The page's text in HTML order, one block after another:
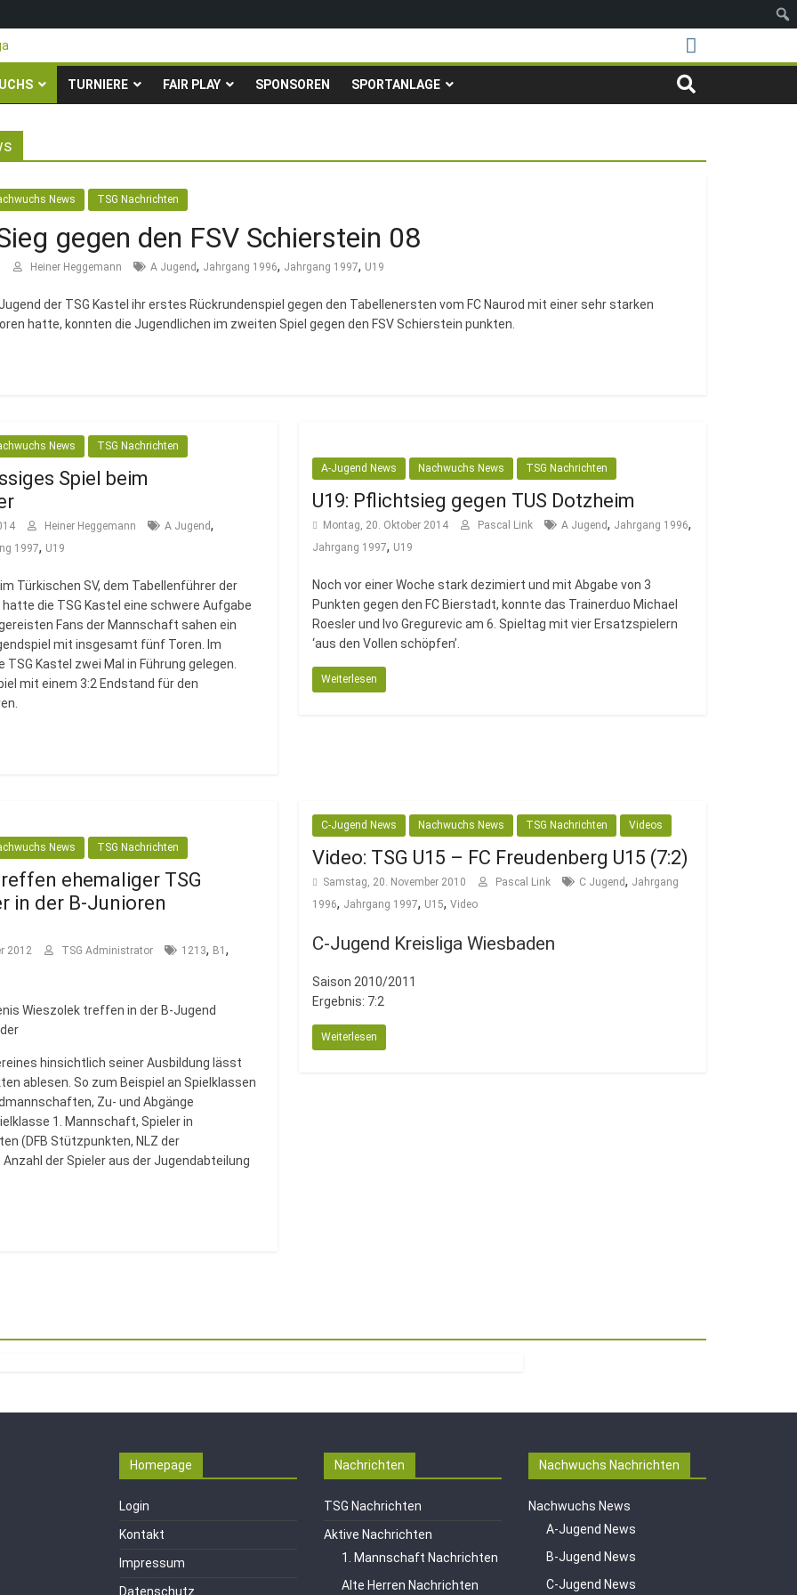
in die Gruppenliga auf*
der TSG Kastel
Fußballturnier für Hobbymannschaften
TURNIERE FAIR PLAY SPONSOREN SPORTANLAGE
News TSG Nachrichten
gegen den FSV Schierstein 08
Heiner Heggemann A Jugend, Jahrgang 1996, Jahrgang 1997, U19
der TSG Kastel ihr erstes Rückrundenspiel gegen den Tabellenersten vom FC Naurod mit einer sehr starken
hatte, konnten die Jugendlichen im zweiten Spiel gegen den FSV Schierstein punkten.
News TSG Nachrichten
Spiel beim
Heiner Heggemann A Jugend,
1997, U19
Türkischen SV, dem Tabellenführer der
hatte die TSG Kastel eine schwere Aufgabe
Fans der Mannschaft sahen ein
mit insgesamt fünf Toren. Im
Kastel zwei Mal in Führung gelegen.
mit einem 3:2 Endstand für den
A-Jugend News Nachwuchs News TSG Nachrichten
U19: Pflichtsieg gegen TUS Dotzheim
Montag, 20. Oktober 2014 Pascal Link A Jugend, Jahrgang 1996,
Jahrgang 1997, U19
Noch vor einer Woche stark dezimiert und mit Abgabe von 3
Punkten gegen den FC Bierstadt, konnte das Trainerduo Michael
Roesler und Ivo Gregurevic am 6. Spieltag mit vier Ersatzspielern
‘aus den Vollen schöpfen’.
Weiterlesen
News TSG Nachrichten
ehemaliger TSG
in der B-Junioren
2012 TSG Administrator 1213, B1 ,
Wieszolek treffen in der B-Jugend
hinsichtlich seiner Ausbildung lässt
ablesen. So zum Beispiel an Spielklassen
Zu- und Abgänge
1. Mannschaft, Spieler in
(DFB Stützpunkten, NLZ der
der Spieler aus der Jugendabteilung
C-Jugend News Nachwuchs News TSG Nachrichten Videos
Video: TSG U15 – FC Freudenberg U15 (7:2)
Samstag, 20. November 2010 Pascal Link C Jugend, Jahrgang
1996, Jahrgang 1997, U15,Video
C-Jugend Kreisliga Wiesbaden
Saison 2010/2011
Ergebnis: 7:2
Weiterlesen
Homepage
Login
Kontakt
Impressum
Datenschutz
Nachrichten
TSG Nachrichten
Aktive Nachrichten
1. Mannschaft Nachrichten
Alte Herren Nachrichten
Nachwuchs Nachrichten
Nachwuchs News
A-Jugend News
B-Jugend News
C-Jugend News